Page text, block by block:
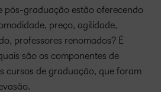
pós-graduação estão oferecendo
preço, agilidade,
professores renomados? É
são os componentes de
cursos de graduação, que foram